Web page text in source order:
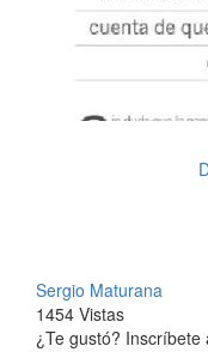
Sergio Maturana
1454 Vistas
¿Te gustó?